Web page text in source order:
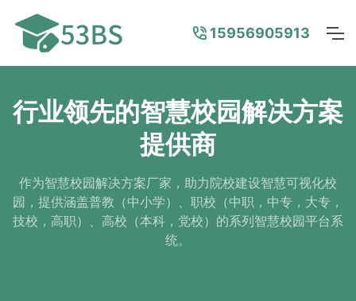
15956905913
行业领先的智慧校园解决方案
提供商
作为智慧校园解决方案厂家，助力院校建设智慧可视化校
园，提供涵盖普教（中小学）、职校（中职，中专，大专，
技校，高职）、高校（本科，党校）的系列智慧校园平台系
统。